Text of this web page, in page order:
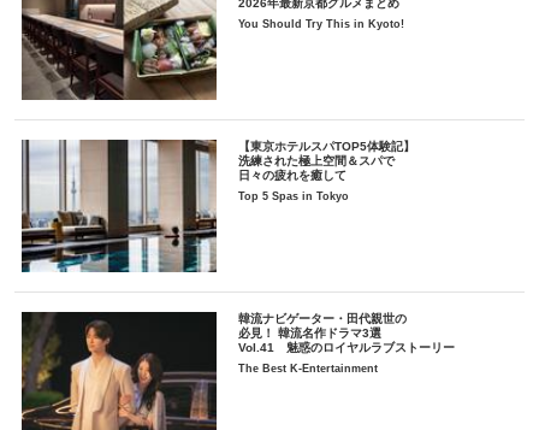
2026年最新京都グルメまとめ
You Should Try This in Kyoto!
【東京ホテルスパTOP5体験記】
洗練された極上空間＆スパで
日々の疲れを癒して
Top 5 Spas in Tokyo
韓流ナビゲーター・田代親世の
必見！ 韓流名作ドラマ3選
Vol.41 魅惑のロイヤルラブストーリー
The Best K-Entertainment